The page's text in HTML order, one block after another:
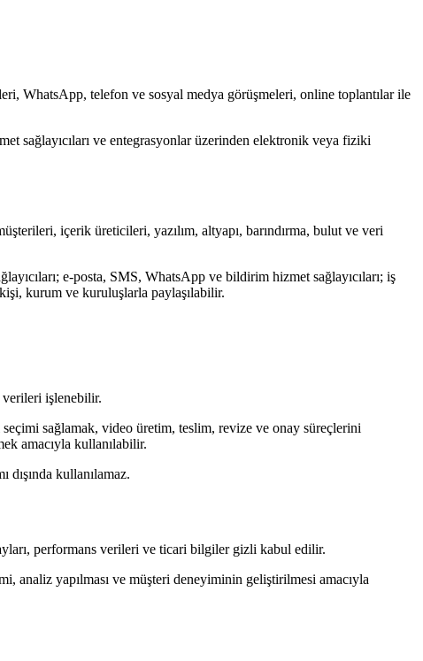
WhatsApp, telefon ve sosyal medya görüşmeleri, online toplantılar ile
sağlayıcıları ve entegrasyonlar üzerinden elektronik veya fiziki
içerik üreticileri, yazılım, altyapı, barındırma, bulut ve veri
e-posta, SMS, WhatsApp ve bildirim hizmet sağlayıcıları; iş
kurum ve kuruluşlarla paylaşılabilir.
işlenebilir.
sağlamak, video üretim, teslim, revize ve onay süreçlerini
amacıyla kullanılabilir.
kullanılamaz.
performans verileri ve ticari bilgiler gizli kabul edilir.
analiz yapılması ve müşteri deneyiminin geliştirilmesi amacıyla